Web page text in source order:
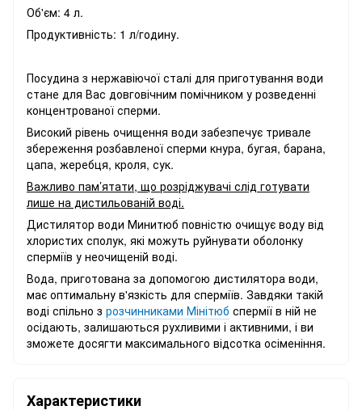
Об'єм: 4 л.
Продуктивність: 1 л/годину.
Посудина з нержавіючої сталі для приготування води
стане для Вас довговічним помічником у розведенні
концентрованої сперми.
Високий рівень очищення води забезпечує тривале
збереження розбавленої сперми кнура, бугая, барана,
цапа, жеребця, кроля, сук.
Важливо пам’ятати, що розріджувачі слід готувати
лише на дистильованій воді.
Дистилятор води Минитюб повністю очищує воду від
хлористих сполук, які можуть руйнувати оболонку
сперміїв у неочищеній воді.
Вода, приготована за допомогою дистилятора води,
має оптимальну в'язкість для сперміїв. Завдяки такій
воді спільно з розчинниками Мінітюб спермії в ній не
осідають, залишаються рухливими і активними, і ви
зможете досягти максимального відсотка осіменіння.
Характеристики